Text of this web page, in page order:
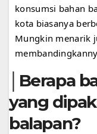
konsumsi bahan
kota biasanya
Mungkin menarik
│Berapa
yang
balapan?